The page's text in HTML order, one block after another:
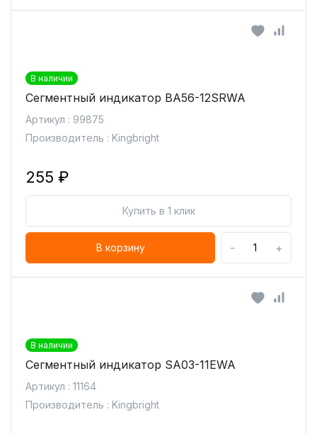
В наличии
Сегментный индикатор BA56-12SRWA
Артикул : 99875
Производитель : Kingbright
255 ₽
Купить в 1 клик
В корзину - +
В наличии
Сегментный индикатор SA03-11EWA
Артикул : 11164
Производитель : Kingbright